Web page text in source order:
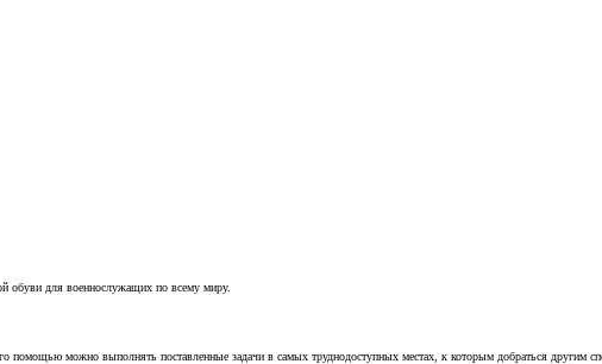
обуви для военнослужащих по всему миру.
помощью можно выполнять поставленные задачи в самых труднодоступных местах, к которым добраться другим